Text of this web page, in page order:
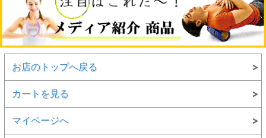
お店のトップへ戻る
カートを見る
マイページへ